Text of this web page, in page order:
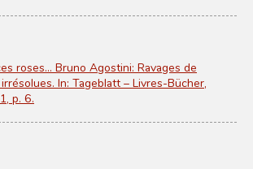
roses... Bruno Agostini: Ravages de
In: Tageblatt – Livres-Bücher,
p. 6.